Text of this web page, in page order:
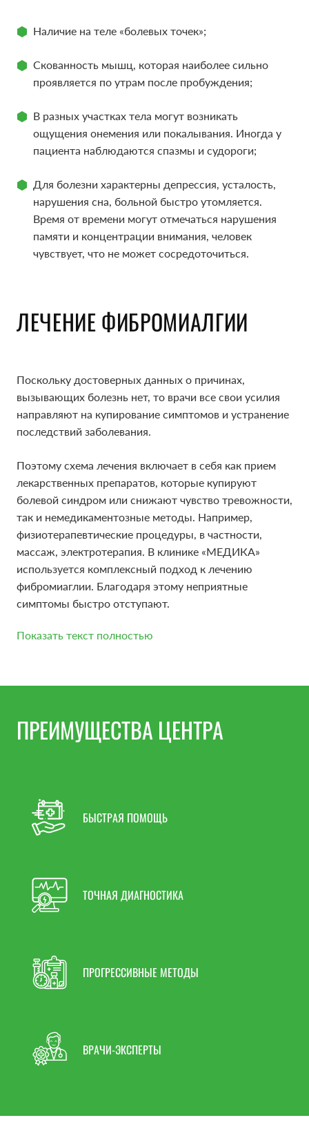
Наличие на теле «болевых точек»;
Скованность мышц, которая наиболее сильно
проявляется по утрам после пробуждения;
В разных участках тела могут возникать
ощущения онемения или покалывания. Иногда у
пациента наблюдаются спазмы и судороги;
Для болезни характерны депрессия, усталость,
нарушения сна, больной быстро утомляется.
Время от времени могут отмечаться нарушения
памяти и концентрации внимания, человек
чувствует, что не может сосредоточиться.
ЛЕЧЕНИЕ ФИБРОМИАЛГИИ
Поскольку достоверных данных о причинах,
вызывающих болезнь нет, то врачи все свои усилия
направляют на купирование симптомов и устранение
последствий заболевания.
Поэтому схема лечения включает в себя как прием
лекарственных препаратов, которые купируют
болевой синдром или снижают чувство тревожности,
так и немедикаментозные методы. Например,
физиотерапевтические процедуры, в частности,
массаж, электротерапия. В клинике «МЕДИКА»
используется комплексный подход к лечению
фибромиаглии. Благодаря этому неприятные
симптомы быстро отступают.
Показать текст полностью
Опытные врач неврологи, алгологи,
специализирующиеся на лечении острой и
точность манипуляции
США, Израиля.
Возможность консультации у ведущих российских
Клиника расположена на базе Северо-Западного
Скрыть текст
ПРЕИМУЩЕСТВА ЦЕНТРА
БЫСТРАЯ ПОМОЩЬ
ТОЧНАЯ ДИАГНОСТИКА
ПРОГРЕССИВНЫЕ МЕТОДЫ
ВРАЧИ-ЭКСПЕРТЫ